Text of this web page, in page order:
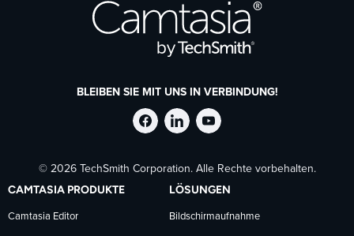
BLEIBEN SIE MIT UNS IN VERBINDUNG!
TechSmith
auf
Facebook
TechSmith
auf
LinkedIn
TechSmith
auf
YouTube
© 2026 TechSmith Corporation. Alle Rechte vorbehalten.
CAMTASIA PRODUKTE
Camtasia Editor
LÖSUNGEN
Bildschirmaufnahme